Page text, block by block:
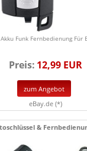
Funk Fernbedienung Für
Preis: 12,99 EUR
zum Angebot
eBay.de (*)
&